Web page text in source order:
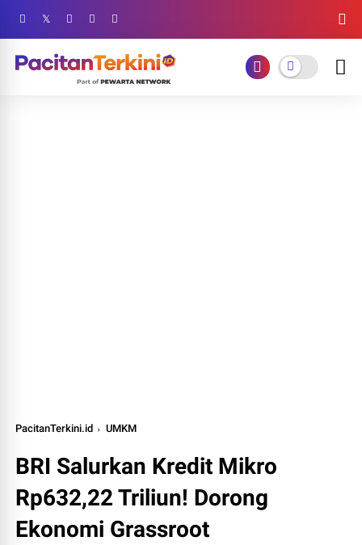
PacitanTerkini.id UMKM
BRI Salurkan Kredit Mikro
Rp632,22 Triliun! Dorong
Ekonomi Grassroot